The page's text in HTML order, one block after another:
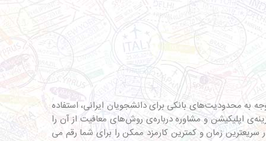
به محدودیت‌های بانکی برای دانشجویان ایرانی، استفاده
اپلیکیشن و مشاوره درباره‌ی روش‌های معافیت از آن را
سریعترین زمان و کمترین کارمزد ممکن را برای شما رقم می